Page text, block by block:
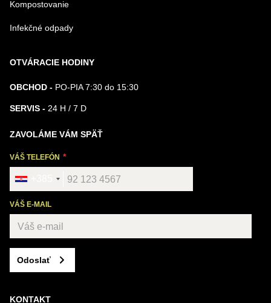
Kompostovanie
Infekčné odpady
OTVÁRACIE HODINY
OBCHOD - PO-PIA 7:30 do 15:30
SERVIS - 24 H / 7 D
ZAVOLÁME VÁM SPÄŤ
VÁŠ TELEFÓN
VÁŠ E-MAIL
Odoslať
KONTAKT